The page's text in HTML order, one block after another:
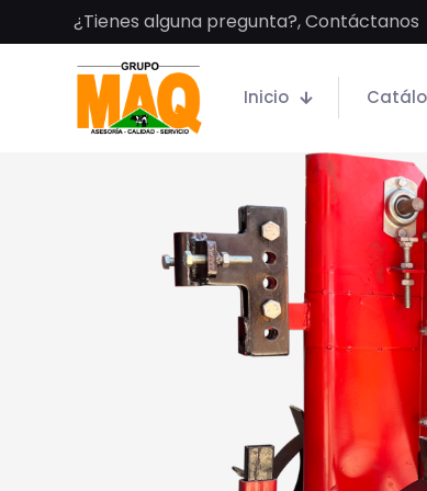
¿Tienes alguna pregunta?, Contáctanos
Inicio